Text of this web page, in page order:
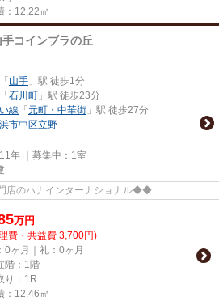
：12.22㎡
コインブラの丘
「 山手 」駅 徒歩1分
「 石川町 」駅 徒歩23分
線 「 元町・中華街 」駅 徒歩27分
市中区立野
年 ｜募集中： 1室
店のハナインターナショナル◆◆
万円
費・共益費 3,700円)
0ヶ月｜礼：0ヶ月
階：1階
り：1R
：12.46㎡